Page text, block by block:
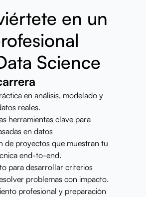
en un
Science
en análisis, modelado y
reales.
herramientas clave para
en datos
de proyectos que muestran tu
end-to-end.
para desarrollar criterios
problemas con impacto.
profesional y preparación